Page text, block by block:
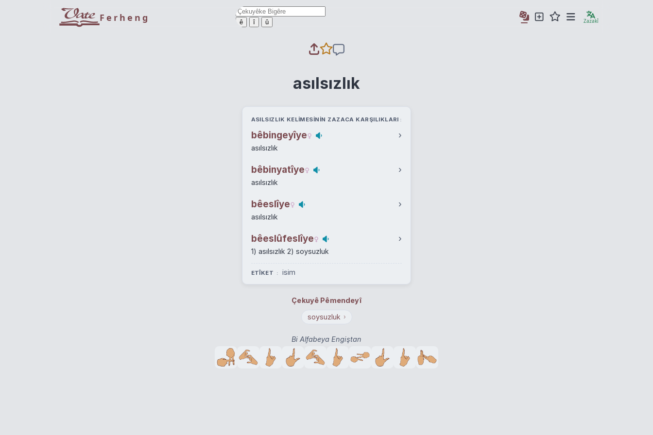
Ferheng ê î û Zazakî
asılsızlık
ASILSIZLIK KELIMESININ ZAZACA KARŞILIKLARI
bêbingeyîye ›
asılsızlık
bêbinyatîye ›
asılsızlık
bêeslîye ›
asılsızlık
bêeslûfeslîye ›
1) asılsızlık 2) soysuzluk
ETÎKET isim
Çekuyê Pêmendeyî
soysuzluk ›
Bi Alfabeya Engiştan